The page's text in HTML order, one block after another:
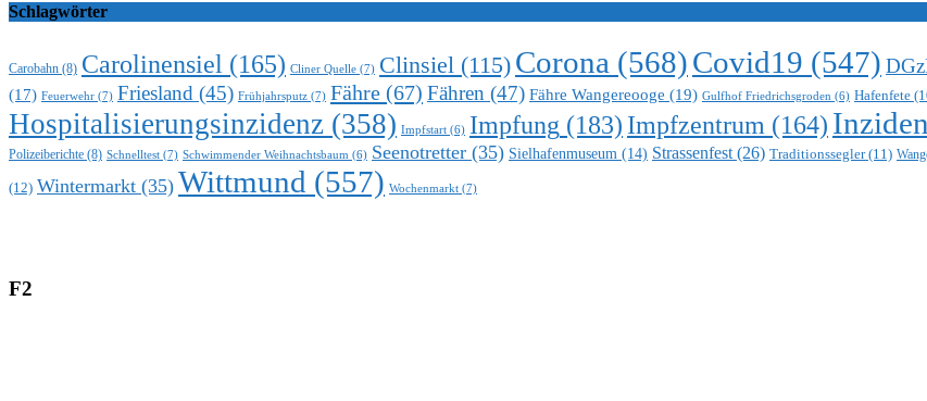
Schlagwörter
Carobahn (8) Carolinensiel (165) Cliner Quelle (7) Clinsiel (115) Corona (568)Covid19 (547)
(17) Feuerwehr (7) Friesland (45) Frühjahrsputz (7) Fähre (67) Fähren (47) Fähre Wangereooge (19) Gulfhof Friedrichsgroden (6) Hafenfete
Hospitalisierungsinzidenz (358) Impfstart (6) Impfung (183) Impfzentrum (164)
Polizeiberichte (8) Schnelltest (7) Schwimmender Weihnachtsbaum (6) Seenotretter (35) Sielhafenmuseum (14) Strassenfest(26) Traditionssegler(11)
(12) Wintermarkt (35) Wittmund (557) Wochenmarkt (7)
F2